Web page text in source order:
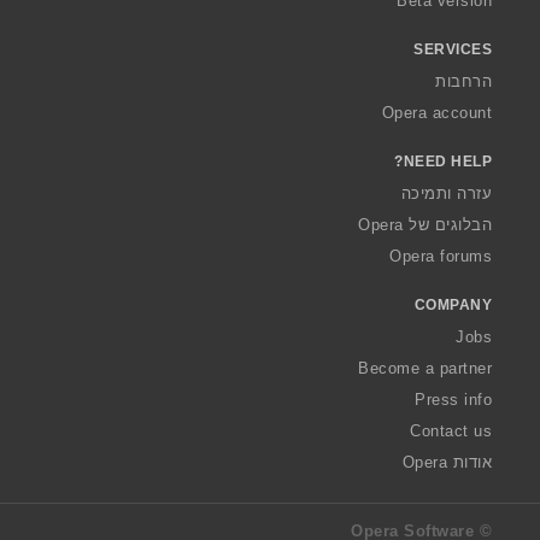
SERVICES
הרחבות
Opera account
NEED HELP?
עזרה ותמיכה
הבלוגים של Opera
Opera forums
COMPANY
Jobs
Become a partner
Press info
Contact us
אודות Opera
© Opera Software